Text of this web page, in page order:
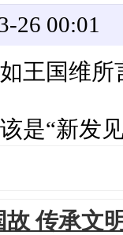
26 00:01
如王国维
是“新发
故 传承文